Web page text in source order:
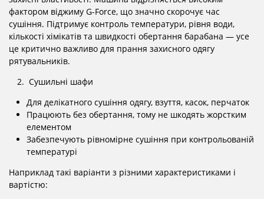
фактором віджиму G-Force, що значно скорочує час
сушіння. Підтримує контроль температури, рівня води,
кількості хімікатів та швидкості обертання барабана — усе
це критично важливо для прання захисного одягу
рятувальників.
Сушильні шафи
Для делікатного сушіння одягу, взуття, касок, перчаток
Працюють без обертання, тому не шкодять жорстким
елементом
Забезпечують рівномірне сушіння при контрольованій
температурі
Наприклад такі варіанти з різними характеристиками і
вартістю: